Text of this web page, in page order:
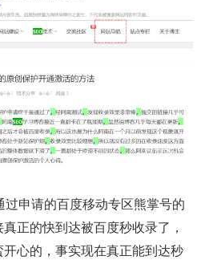
过申请的百度移动专区熊掌号的
正的快到达被百度秒收录了，
心的，事实现在真正能到达秒